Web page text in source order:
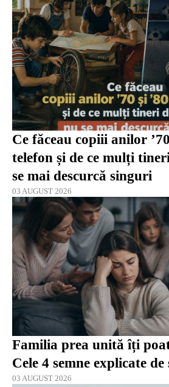
Ce făceau copiii anilor
telefon și de ce mulți
se mai descurcă singuri
03 AUGUST 2026
Familia prea unită îți
Cele 4 semne explicate
03 AUGUST 2026